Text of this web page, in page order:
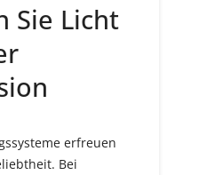
Sie Licht
erfreuen
Bei